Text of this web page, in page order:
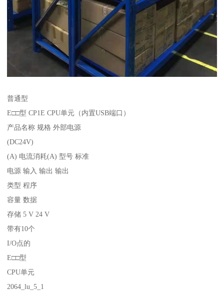
普通型
E□□型 CP1E CPU单元（内置USB端口）
产品名称 规格 外部电源
(DC24V)
(A) 电流消耗(A) 型号 标准
电源 输入 输出 输出
类型 程序
容量 数据
存储 5 V 24 V
带有10个
I/O点的
E□□型
CPU单元
2064_lu_5_1